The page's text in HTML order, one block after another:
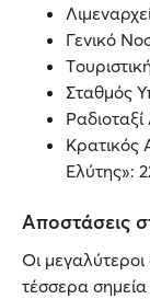
Γενικό
Σταθμός
Κρατικός
Ελύτης»:
Αποστάσεις
Οι μεγαλύτεροι
τέσσερα